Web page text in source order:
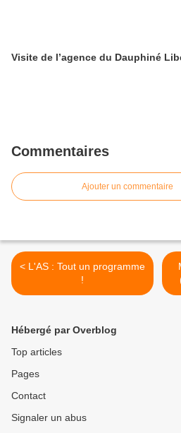
Visite de l’agence du Dauphiné
Commentaires
Ajouter un commentaire
< L'AS : Tout un programme
!
Hébergé par Overblog
Top articles
Pages
Contact
Signaler un abus